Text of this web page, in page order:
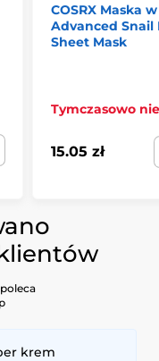
COSRX Maska
Advanced Snail
Sheet Mask
Tymczasowo
15.05 zł
krem